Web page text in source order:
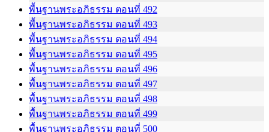
พื้นฐานพระอภิธรรม ตอนที่ 492
พื้นฐานพระอภิธรรม ตอนที่ 493
พื้นฐานพระอภิธรรม ตอนที่ 494
พื้นฐานพระอภิธรรม ตอนที่ 495
พื้นฐานพระอภิธรรม ตอนที่ 496
พื้นฐานพระอภิธรรม ตอนที่ 497
พื้นฐานพระอภิธรรม ตอนที่ 498
พื้นฐานพระอภิธรรม ตอนที่ 499
พื้นฐานพระอภิธรรม ตอนที่ 500